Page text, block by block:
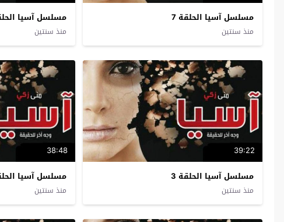
مسلسل آسيا الحلقة 7
منذ سنتين
مسلسل آسيا
منذ سنتين
39:22
مسلسل آسيا الحلقة 3
منذ سنتين
38:48
مسلسل آسيا
منذ سنتين